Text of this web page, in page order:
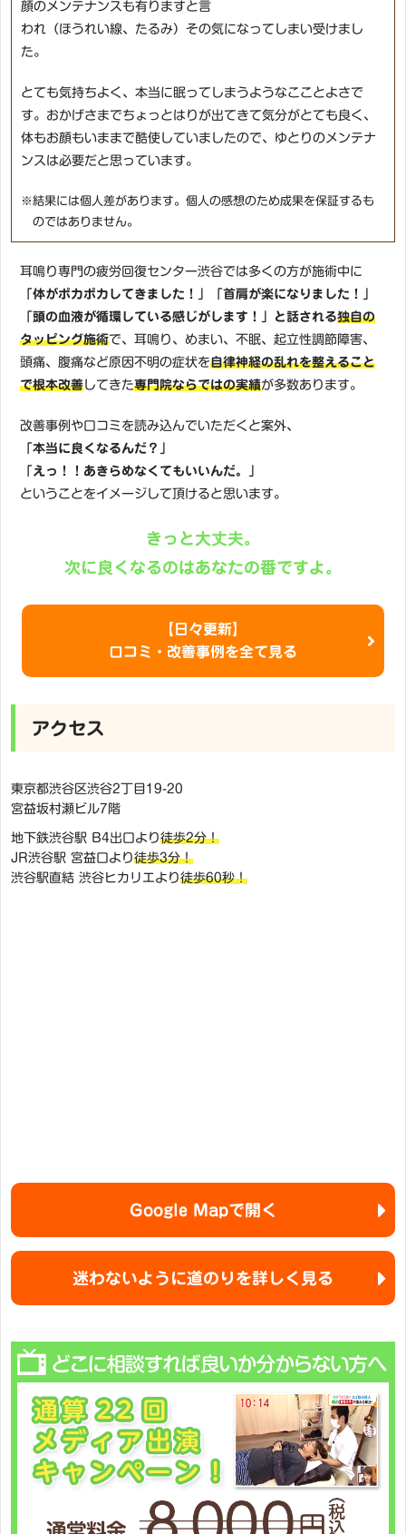
顔のメンテナンスも有りますと言
われ（ほうれい線、たるみ）その気になってしまい受けまし
た。
とても気持ちよく、本当に眠ってしまうようなこことよさで
す。おかげさまでちょっとはりが出てきて気分がとても良く、
体もお顔もいままで酷使していましたので、ゆとりのメンテナ
ンスは必要だと思っています。
※結果には個人差があります。個人の感想のため成果を保証するも
のではありません。
耳鳴り専門の疲労回復センター渋谷では多くの方が施術中に
「体がポカポカしてきました！」「首肩が楽になりました！」
「頭の血液が循環している感じがします！」と話される独自の
タッピング施術で、耳鳴り、めまい、不眠、起立性調節障害、
頭痛、腹痛など原因不明の症状を自律神経の乱れを整えること
で根本改善してきた専門院ならではの実績が多数あります。
改善事例や口コミを読み込んでいただくと案外、
「本当に良くなるんだ？」
「えっ！！あきらめなくてもいいんだ。」
ということをイメージして頂けると思います。
きっと大丈夫。
次に良くなるのはあなたの番ですよ。
【日々更新】
口コミ・改善事例を全て見る
アクセス
東京都渋谷区渋谷2丁目19-20
宮益坂村瀬ビル7階
地下鉄渋谷駅 B4出口より徒歩2分！
JR渋谷駅 宮益口より徒歩3分！
渋谷駅直結 渋谷ヒカリエより徒歩60秒！
Google Mapで開く
迷わないように道のりを詳しく見る